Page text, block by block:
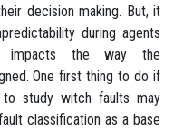
decision making. But, it
during agents
impacts the way the
One first thing to do if
study witch faults may
classification as a base